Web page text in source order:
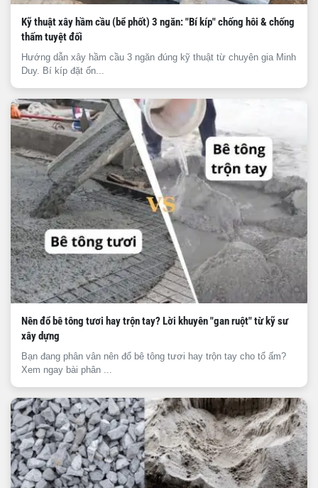
Kỹ thuật xây hầm cầu (bể phốt) 3 ngăn: "Bí kíp" chống hôi & chống
thấm tuyệt đối
Hướng dẫn xây hầm cầu 3 ngăn đúng kỹ thuật từ chuyên gia Minh
Duy. Bí kíp đặt ốn...
Nên đổ bê tông tươi hay trộn tay? Lời khuyên "gan ruột" từ kỹ sư
xây dựng
Bạn đang phân vân nên đổ bê tông tươi hay trộn tay cho tổ ấm?
Xem ngay bài phân ...